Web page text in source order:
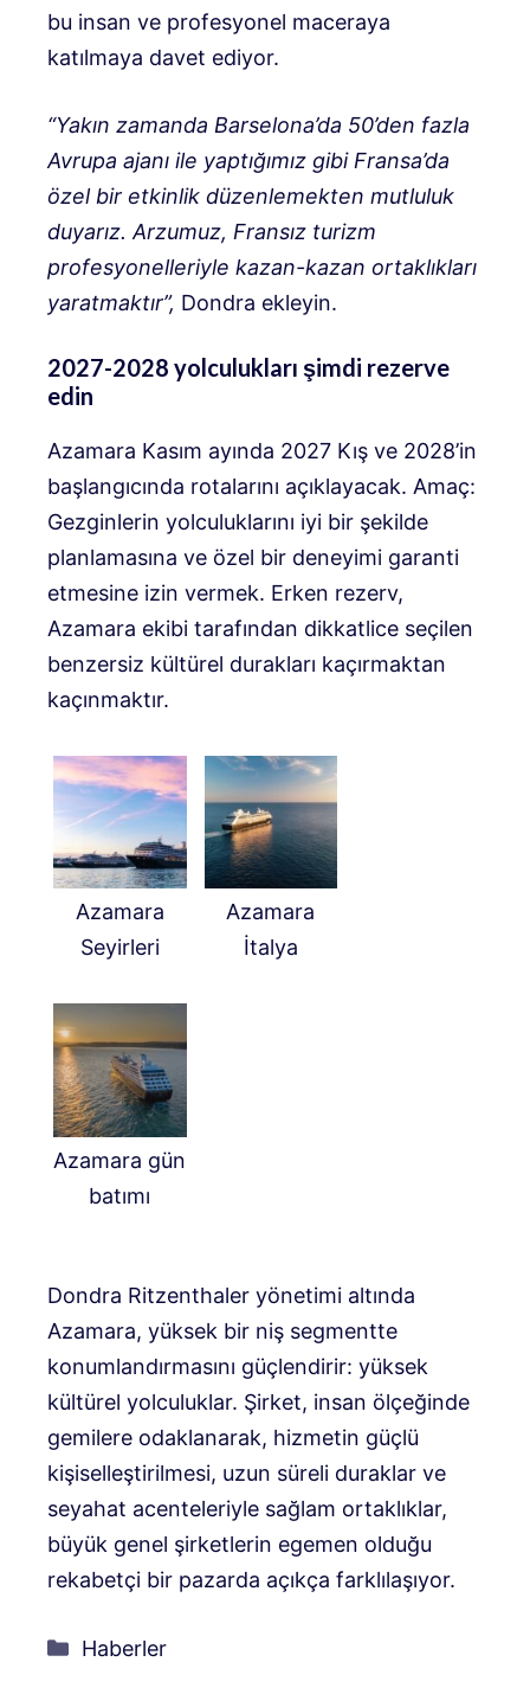
bu insan ve profesyonel maceraya
katılmaya davet ediyor.
“Yakın zamanda Barselona’da 50’den fazla
Avrupa ajanı ile yaptığımız gibi Fransa’da
özel bir etkinlik düzenlemekten mutluluk
duyarız. Arzumuz, Fransız turizm
profesyonelleriyle kazan-kazan ortaklıkları
yaratmaktır”, Dondra ekleyin.
2027-2028 yolculukları şimdi rezerve
edin
Azamara Kasım ayında 2027 Kış ve 2028’in
başlangıcında rotalarını açıklayacak. Amaç:
Gezginlerin yolculuklarını iyi bir şekilde
planlamasına ve özel bir deneyimi garanti
etmesine izin vermek. Erken rezerv,
Azamara ekibi tarafından dikkatlice seçilen
benzersiz kültürel durakları kaçırmaktan
kaçınmaktır.
Azamara
Seyirleri
Azamara
İtalya
Azamara gün
batımı
Dondra Ritzenthaler yönetimi altında
Azamara, yüksek bir niş segmentte
konumlandırmasını güçlendirir: yüksek
kültürel yolculuklar. Şirket, insan ölçeğinde
gemilere odaklanarak, hizmetin güçlü
kişiselleştirilmesi, uzun süreli duraklar ve
seyahat acenteleriyle sağlam ortaklıklar,
büyük genel şirketlerin egemen olduğu
rekabetçi bir pazarda açıkça farklılaşıyor.
Kategoriler
Haberler